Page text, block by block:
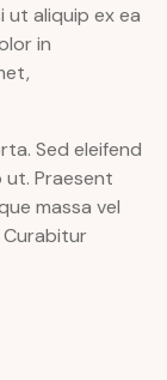
aliquip ex ea
in
Sed eleifend
Praesent
massa vel